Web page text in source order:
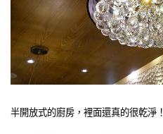
半開放式的廚房，裡面還真的很乾淨！